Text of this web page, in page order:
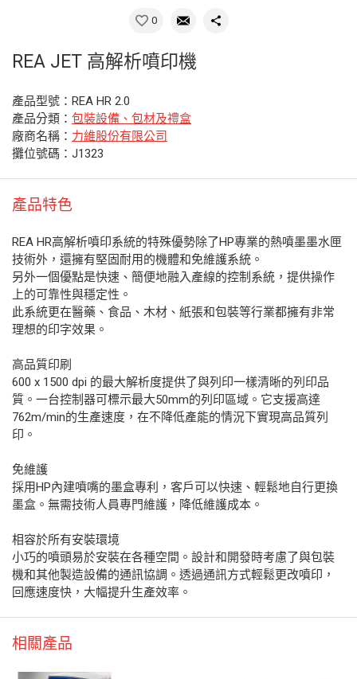
0
REA JET 高解析噴印機
產品型號：REA HR 2.0
產品分類： 包裝設備、包材及禮盒
廠商名稱： 力維股份有限公司
攤位號碼：J1323
產品特色
REA HR高解析噴印系統的特殊優勢除了HP專業的熱噴墨墨水匣
技術外，還擁有堅固耐用的機體和免維護系統。
另外一個優點是快速、簡便地融入產線的控制系統，提供操作
上的可靠性與穩定性。
此系統更在醫藥、食品、木材、紙張和包裝等行業都擁有非常
理想的印字效果。
高品質印刷
600 x 1500 dpi 的最大解析度提供了與列印一樣清晰的列印品
質。一台控制器可標示最大50mm的列印區域。它支援高達
762m/min的生產速度，在不降低產能的情況下實現高品質列
印。
免維護
採用HP內建噴嘴的墨盒專利，客戶可以快速、輕鬆地自行更換
墨盒。無需技術人員專門維護，降低維護成本。
相容於所有安裝環境
小巧的噴頭易於安裝在各種空間。設計和開發時考慮了與包裝
機和其他製造設備的通訊協調。透過通訊方式輕鬆更改噴印，
回應速度快，大幅提升生產效率。
相關產品